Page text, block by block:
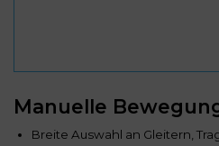
Manuelle
Breite Auswahl an Gleitern,